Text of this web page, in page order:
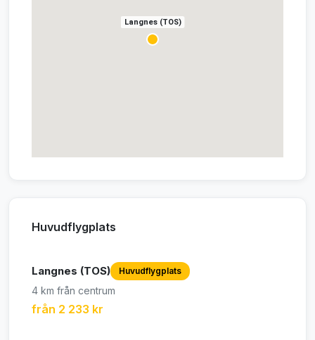
Langnes (TOS)
Huvudflygplats
Langnes (TOS) Huvudflygplats
4 km från centrum
från 2 233 kr